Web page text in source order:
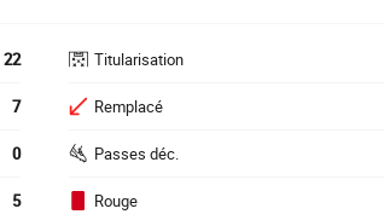
22
7
0
5
Titularisation
Remplacé
Passes déc.
Rouge